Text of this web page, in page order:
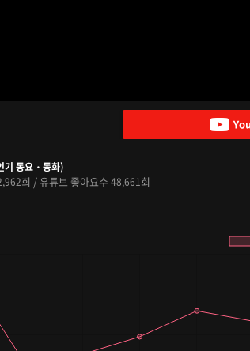
동요・동화)
회 / 유튜브 좋아요수 48,661 회